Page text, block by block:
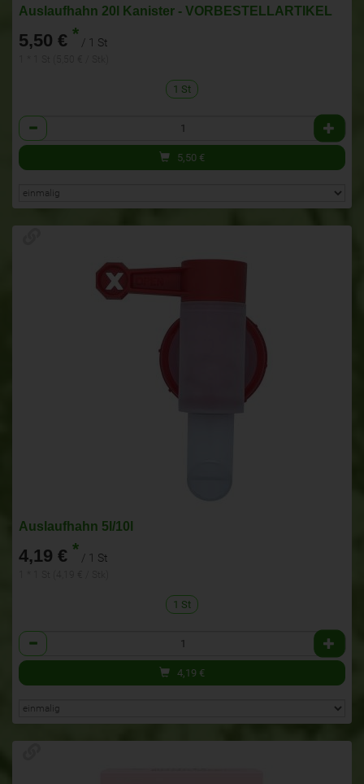
Auslaufhahn 20l Kanister - VORBESTELLARTIKEL
5,50 € * / 1 St
1 St
Anzahl
5,50 €
Auslaufhahn 5l/10l
4,19 € * / 1 St
1 St
Anzahl
4,19 €